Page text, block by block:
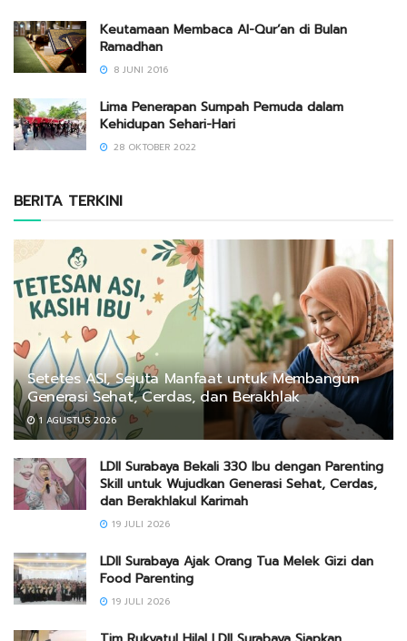
Keutamaan Membaca Al-Qur’an di Bulan
Ramadhan
8 JUNI 2016
Lima Penerapan Sumpah Pemuda dalam
Kehidupan Sehari-Hari
28 OKTOBER 2022
BERITA TERKINI
Setetes ASI, Sejuta Manfaat untuk Membangun
Generasi Sehat, Cerdas, dan Berakhlak
1 AGUSTUS 2026
LDII Surabaya Bekali 330 Ibu dengan Parenting
Skill untuk Wujudkan Generasi Sehat, Cerdas,
dan Berakhlakul Karimah
19 JULI 2026
LDII Surabaya Ajak Orang Tua Melek Gizi dan
Food Parenting
19 JULI 2026